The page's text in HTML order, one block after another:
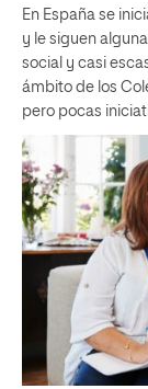
En España se
y le siguen
social y casi
ámbito de los
pero pocas